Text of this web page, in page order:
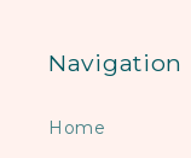
Navigation
Home